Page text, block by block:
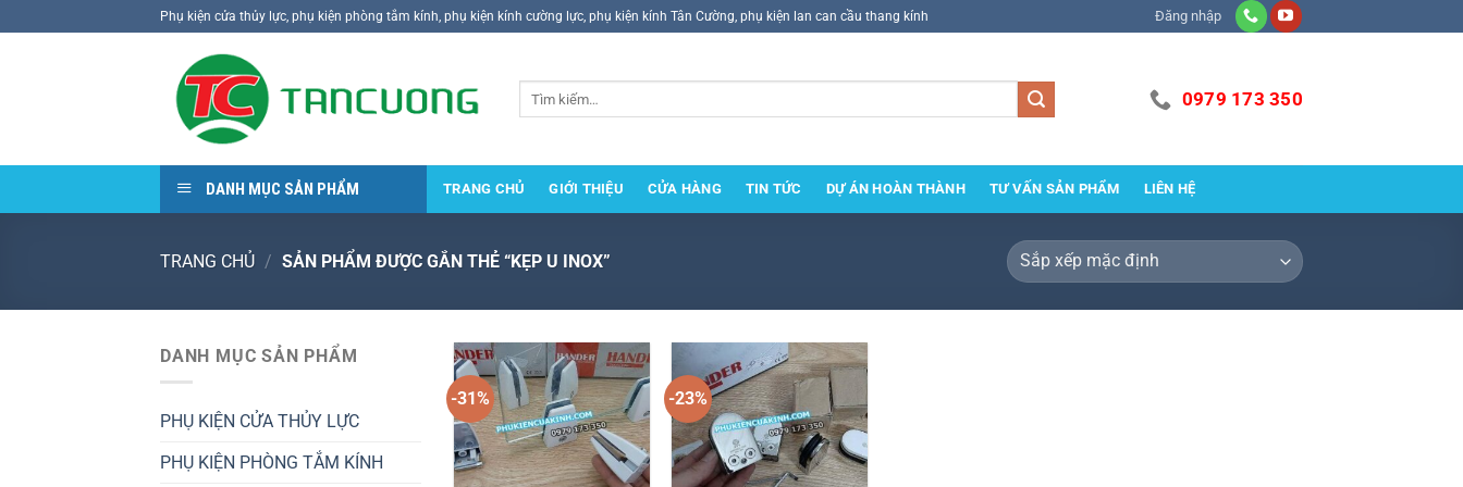
qua
Phụ kiện cửa thủy lực, phụ kiện phòng tắm kính, phụ kiện kính cường lực, phụ kiện kính Tân Cường, phụ kiện lan can cầu thang kính Đăng nhập
0979 173 350
DANH MỤC SẢN PHẨM TRANG CHỦ GIỚI THIỆU CỬA HÀNG TIN TỨC DỰ ÁN HOÀN THÀNH TƯ VẤN SẢN PHẨM LIÊN HỆ
TRANG CHỦ / SẢN PHẨM ĐƯỢC GẮN THẺ “KẸP U INOX”
DANH MỤC SẢN PHẨM
PHỤ KIỆN CỬA THỦY LỰC
PHỤ KIỆN PHÒNG TẮM KÍNH
-31%
Add to
wishlist
-23%
Add to
wishlist